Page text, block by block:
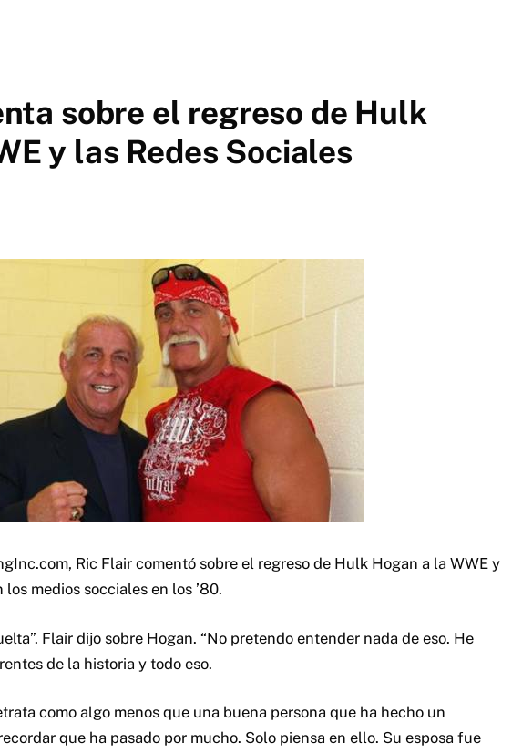
sobre el regreso de Hulk
y las Redes Sociales
Ric Flair comentó sobre el regreso de Hulk Hogan a la WWE y
medios socciales en los ’80.
Flair dijo sobre Hogan. “No pretendo entender nada de eso. He
de la historia y todo eso.
como algo menos que una buena persona que ha hecho un
que ha pasado por mucho. Solo piensa en ello. Su esposa fue